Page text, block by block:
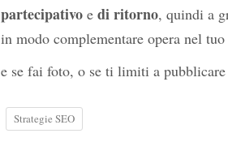
partecipativo e di ritorno, quindi a
in modo complementare opera nel
e se fai foto, o se ti limiti a
Strategie SEO